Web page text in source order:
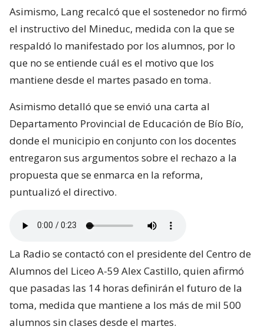
Asimismo, Lang recalcó que el sostenedor no firmó
el instructivo del Mineduc, medida con la que se
respaldó lo manifestado por los alumnos, por lo
que no se entiende cuál es el motivo que los
mantiene desde el martes pasado en toma.
Asimismo detalló que se envió una carta al
Departamento Provincial de Educación de Bío Bío,
donde el municipio en conjunto con los docentes
entregaron sus argumentos sobre el rechazo a la
propuesta que se enmarca en la reforma,
puntualizó el directivo.
La Radio se contactó con el presidente del Centro de
Alumnos del Liceo A-59 Alex Castillo, quien afirmó
que pasadas las 14 horas definirán el futuro de la
toma, medida que mantiene a los más de mil 500
alumnos sin clases desde el martes.